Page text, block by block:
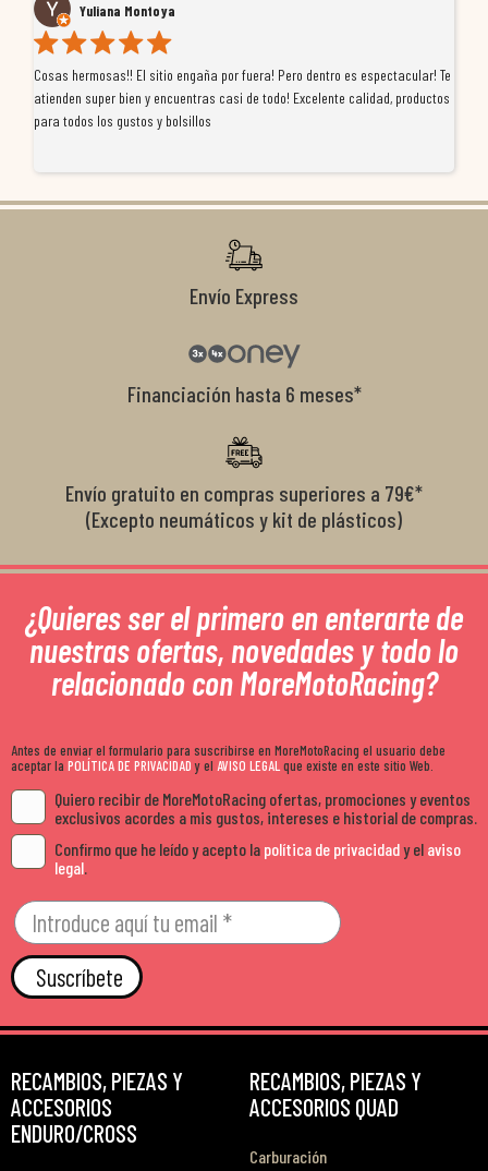
Yuliana Montoya
Cosas hermosas!! El sitio engaña por fuera! Pero dentro es espectacular! Te
atienden super bien y encuentras casi de todo! Excelente calidad, productos
para todos los gustos y bolsillos
Envío Express
Financiación hasta 6 meses*
Envío gratuito en compras superiores a 79€*
(Excepto neumáticos y kit de plásticos)
¿Quieres ser el primero en enterarte de
nuestras ofertas, novedades y todo lo
relacionado con MoreMotoRacing?
Antes de enviar el formulario para suscribirse en MoreMotoRacing el usuario debe
aceptar la POLÍTICA DE PRIVACIDADy el AVISO LEGALque existe en este sitio Web.
Quiero recibir de MoreMotoRacing ofertas, promociones y eventos
exclusivos acordes a mis gustos, intereses e historial de compras.
Confirmo que he leído y acepto la política de privacidady el aviso
legal.
Suscríbete
RECAMBIOS, PIEZAS Y
ACCESORIOS
ENDURO/CROSS
RECAMBIOS, PIEZAS Y
ACCESORIOS QUAD
Carburación